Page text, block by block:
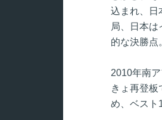
込まれ、日
局、日本は
的な決勝点
2010年南
きょ再登
め、ベスト